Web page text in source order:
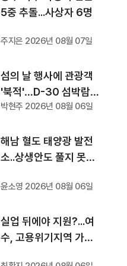
5중 추돌...사상자 6명
주지은 2026년 08월 07일
섬의 날 행사에 관광객
'북적'…D-30 섬박람회
기대감도
박현주 2026년 08월 06일
해남 혈도 태양광 발전
소..상생안도 풀지 못한
윤소영 2026년 08월 06일
실업 뒤에야 지원?...여
수, 고용위기지역 가능